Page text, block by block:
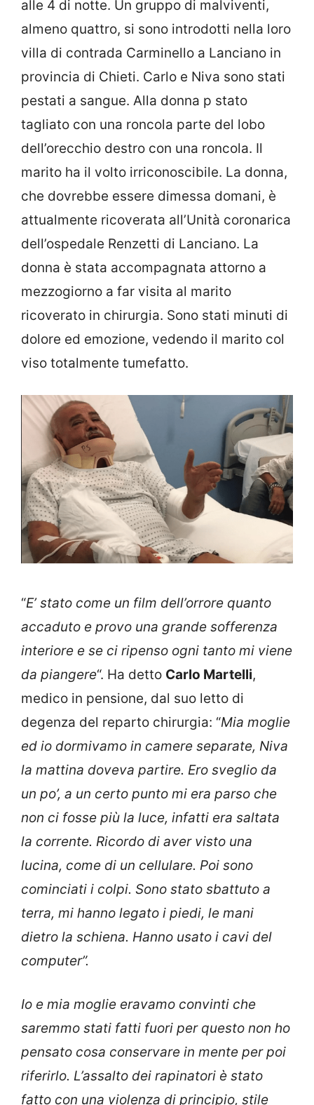
alle 4 di notte. Un gruppo di malviventi,
almeno quattro, si sono introdotti nella loro
villa di contrada Carminello a Lanciano in
provincia di Chieti. Carlo e Niva sono stati
pestati a sangue. Alla donna p stato
tagliato con una roncola parte del lobo
dell’orecchio destro con una roncola. Il
marito ha il volto irriconoscibile. La donna,
che dovrebbe essere dimessa domani, è
attualmente ricoverata all’Unità coronarica
dell’ospedale Renzetti di Lanciano. La
donna è stata accompagnata attorno a
mezzogiorno a far visita al marito
ricoverato in chirurgia. Sono stati minuti di
dolore ed emozione, vedendo il marito col
viso totalmente tumefatto.
“E’ stato come un film dell’orrore quanto
accaduto e provo una grande sofferenza
interiore e se ci ripenso ogni tanto mi viene
da piangere“. Ha detto Carlo Martelli,
medico in pensione, dal suo letto di
degenza del reparto chirurgia: “Mia moglie
ed io dormivamo in camere separate, Niva
la mattina doveva partire. Ero sveglio da
un po’, a un certo punto mi era parso che
non ci fosse più la luce, infatti era saltata
la corrente. Ricordo di aver visto una
lucina, come di un cellulare. Poi sono
cominciati i colpi. Sono stato sbattuto a
terra, mi hanno legato i piedi, le mani
dietro la schiena. Hanno usato i cavi del
computer”.
Io e mia moglie eravamo convinti che
saremmo stati fatti fuori per questo non ho
pensato cosa conservare in mente per poi
riferirlo. L’assalto dei rapinatori è stato
fatto con una violenza di principio, stile